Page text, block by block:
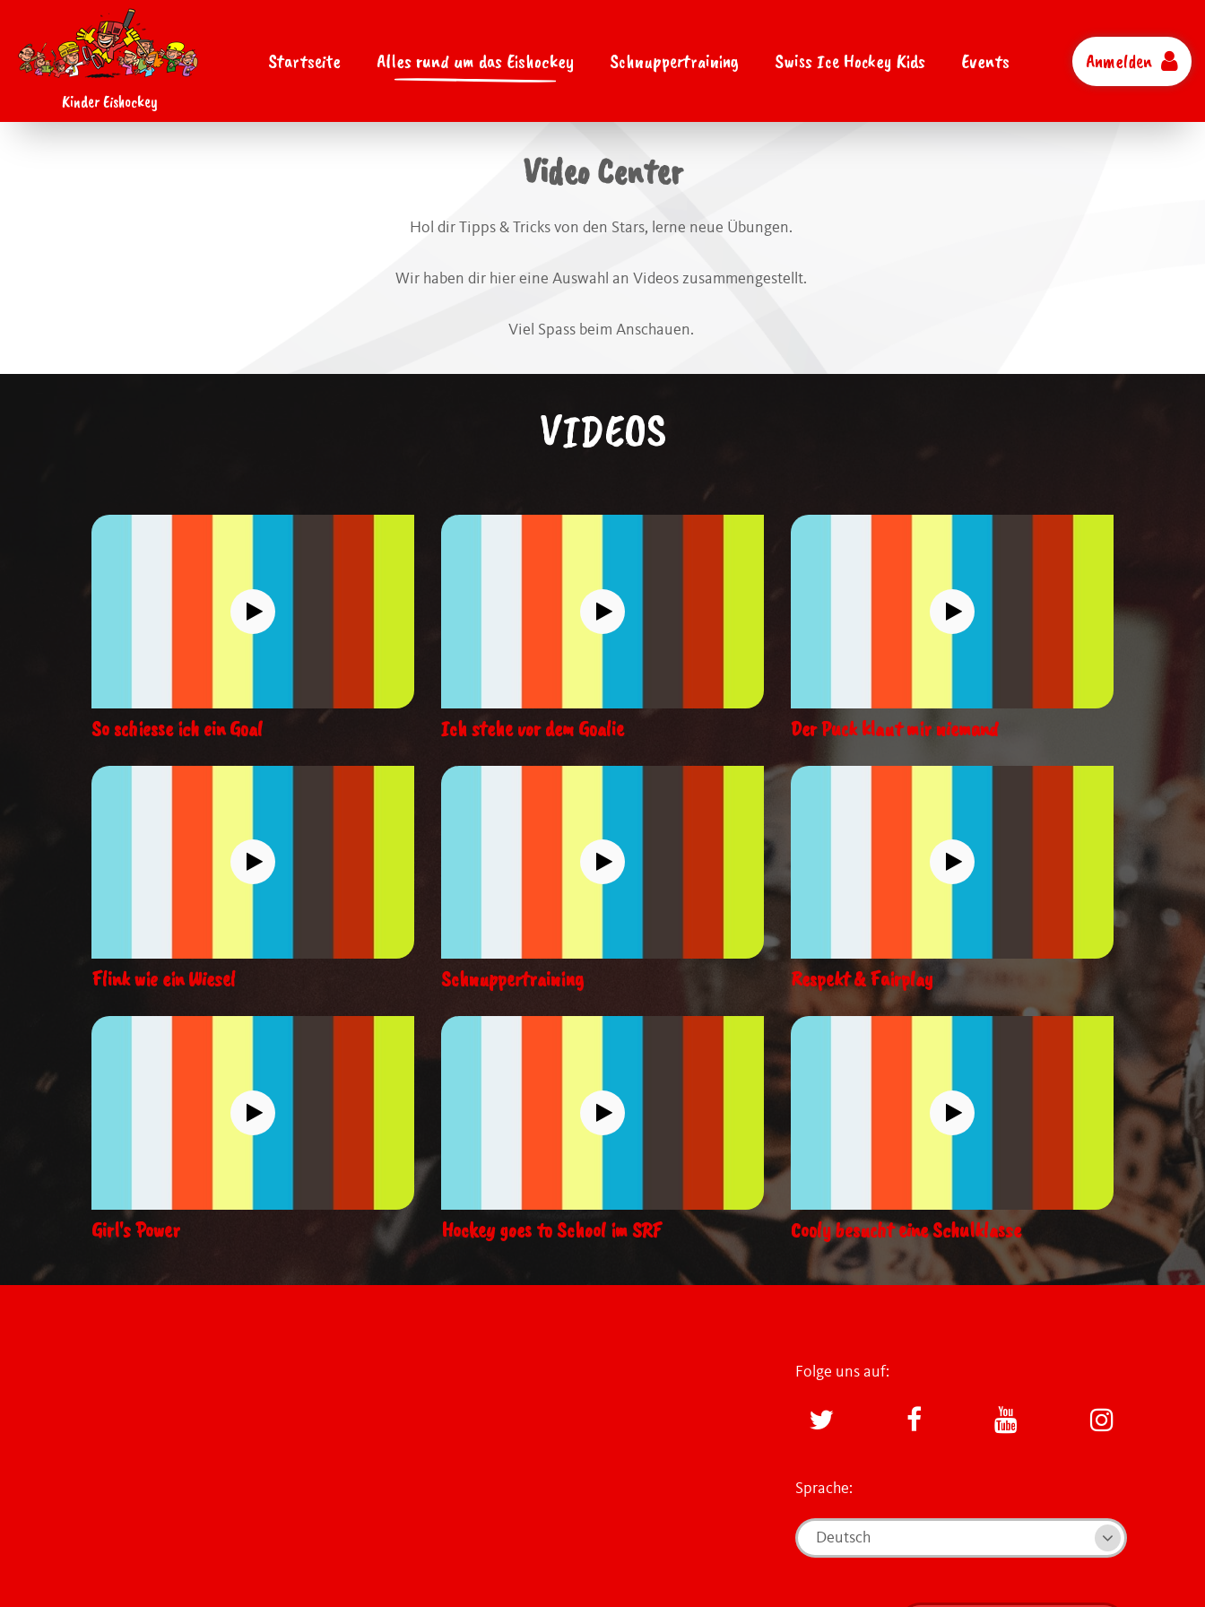
Kinder Eishockey
Startseite Alles rund um das Eishockey Schnuppertraining Swiss Ice Hockey Kids Events Anmelden
Video Center
Hol dir Tipps & Tricks von den Stars, lerne neue Übungen.
Wir haben dir hier eine Auswahl an Videos zusammengestellt.
Viel Spass beim Anschauen.
VIDEOS
So schiesse ich ein Goal Ich stehe vor dem Goalie Der Puck klaut mir niemand
Flink wie ein Wiesel Schnuppertraining Respekt & Fairplay
Girl's Power Hockey goes to School im SRF Cooly besucht eine Schulklasse
Folge uns auf:
Sprache:
Deutsch